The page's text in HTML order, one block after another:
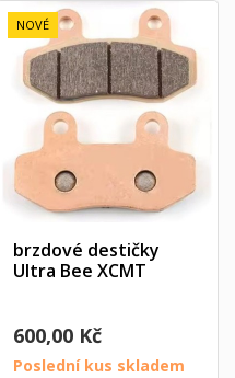
NOVÉ
brzdové destičky
Ultra Bee XCMT
600,00 Kč
Poslední kus skladem